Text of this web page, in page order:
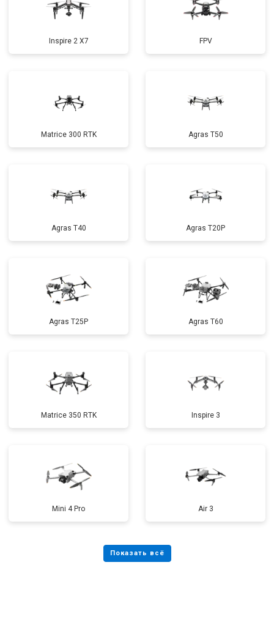
Inspire 2 X7 FPV
Matrice 300 RTK Agras T50
Agras T40 Agras T20P
Agras T25P Agras T60
Matrice 350 RTK Inspire 3
Mini 4 Pro Air 3